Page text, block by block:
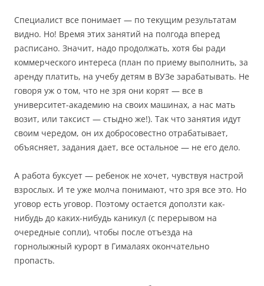
Специалист все понимает — по текущим результатам
видно. Но! Время этих занятий на полгода вперед
расписано. Значит, надо продолжать, хотя бы ради
коммерческого интереса (план по приему выполнить, за
аренду платить, на учебу детям в ВУЗе зарабатывать. Не
говоря уж о том, что не зря они корят — все в
университет-академию на своих машинах, а нас мать
возит, или таксист — стыдно же!). Так что занятия идут
своим чередом, он их добросовестно отрабатывает,
объясняет, задания дает, все остальное — не его дело.
А работа буксует — ребенок не хочет, чувствуя настрой
взрослых. И те уже молча понимают, что зря все это. Но
уговор есть уговор. Поэтому остается доползти как-
нибудь до каких-нибудь каникул (с перерывом на
очередные сопли), чтобы после отъезда на
горнолыжный курорт в Гималаях окончательно
пропасть.